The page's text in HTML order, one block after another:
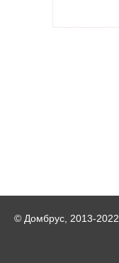
© Домбрус, 2013-2022